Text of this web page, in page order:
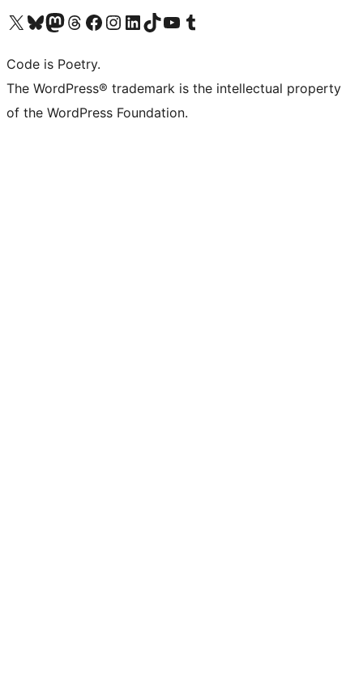
Visita il nostro account X (ex Twitter)
Visita il nostro account Bluesky
Visita il nostro account Mastodon
Visita il nostro account Threads
Visita la nostra pagina Facebook
Visita il nostro account Instagram
Visita il nostro account LinkedIn
Visita il nostro account TikTok
Visita il nostro canale YouTube
Visita il nostro account Tumblr
Code is Poetry.
The WordPress® trademark is the intellectual property
of the WordPress Foundation.